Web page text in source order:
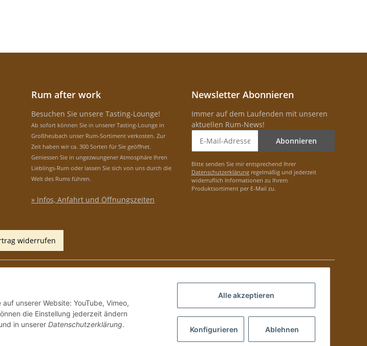
Rum after work
Besuchen Sie unsere Tasting-Lounge!
Ab sofort können Sie in unserer Tasting-Lounge in
Großheubach unser Rum-Sortiment verkosten. Zur
Zeit haben wir ca. 300 Sorten für Sie geöffnet.
Geniessen Sie in ungezwungener Atmosphäre Ihren
Lieblings-Rum oder lassen Sie sich von uns durch die
Welt des Rums führen.
» Infos, Anfahrt und Öffnungszeiten
Newsletter Abonnieren
Immer auf dem Laufenden mit unseren
aktuellen Rum-News!
Abonnieren
Bitte senden Sie mir entsprechend Ihrer
Datenschutzerklärungregelmäßig und jederzeit
widerruflich Informationen zu Ihrem
Produktsortiment per E-Mail zu.
widerrufen
unserer Website: YouTube, Vimeo,
die Einstellung jederzeit ändern
in unserer Datenschutzerklärung.
Alle akzeptieren
Konfigurieren Ablehnen